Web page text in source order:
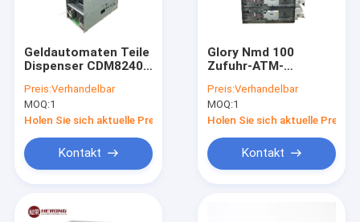
Geldautomaten Teile
Dispenser CDM8240
Kassetten
Preis:Verhandelbar
MOQ:1
Holen Sie sich aktuelle Preis
Kontakt
Glory Nmd 100
Zufuhr-ATM-
4+1 Kassetten und
Nq N-Düngung 300
Preis:Verhandelbar
MOQ:1
Holen Sie sich aktuelle Preis
Kontakt